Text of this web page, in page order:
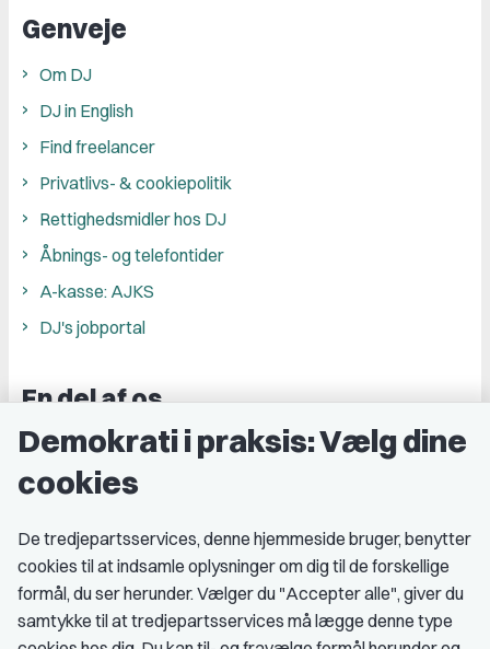
Genveje
Om DJ
DJ in English
Find freelancer
Privatlivs- & cookiepolitik
Rettighedsmidler hos DJ
Åbnings- og telefontider
A-kasse: AJKS
DJ's jobportal
En del af os
Grupper og kredse
Studenterorganisationer
Medlemskab
Fordele som medlem
Demokrati i praksis: Vælg dine
cookies
De tredjepartsservices, denne hjemmeside bruger, benytter
cookies til at indsamle oplysninger om dig til de forskellige
formål, du ser herunder. Vælger du "Accepter alle", giver du
samtykke til at tredjepartsservices må lægge denne type